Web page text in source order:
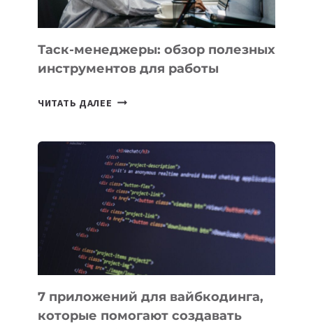
Таск-менеджеры: обзор полезных
инструментов для работы
ЧИТАТЬ ДАЛЕЕ ТАСК-
ПОЛЕЗНЫХ
ИНСТРУМЕНТОВ
ДЛЯ
РАБОТЫ
7 приложений для вайбкодинга,
которые помогают создавать